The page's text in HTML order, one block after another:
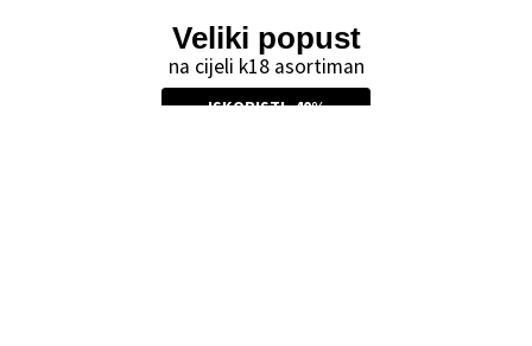
Ljetni glow za kosu
s arganovim uljem
SAZNAJ VIŠE